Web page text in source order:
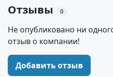
Отзывы 0
Не опубликовано ни
отзыв о компании!
Добавить отзыв